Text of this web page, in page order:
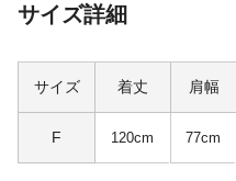
サイズ詳細
サイズ 着丈 肩幅
F 120cm 77cm